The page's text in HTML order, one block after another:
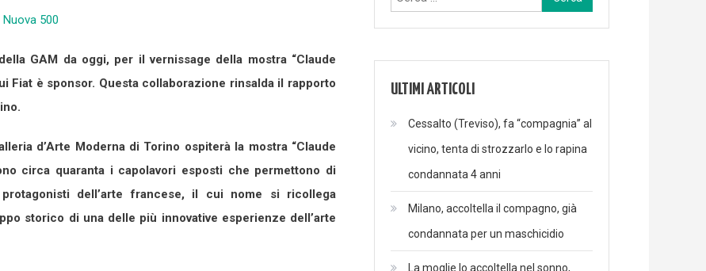
GAM da oggi, per il vernissage della mostra “Claude
Fiat è sponsor. Questa collaborazione rinsalda il rapporto
d’Arte Moderna di Torino ospiterà la mostra “Claude
circa quaranta i capolavori esposti che permettono di
dell’arte francese, il cui nome si ricollega
storico di una delle più innovative esperienze dell’arte
per:
ULTIMI ARTICOLI
Cessalto (Treviso), fa “compagnia” al
vicino, tenta di strozzarlo e lo rapina
condannata 4 anni
Milano, accoltella il compagno, già
condannata per un maschicidio
La moglie lo accoltella nel sonno,